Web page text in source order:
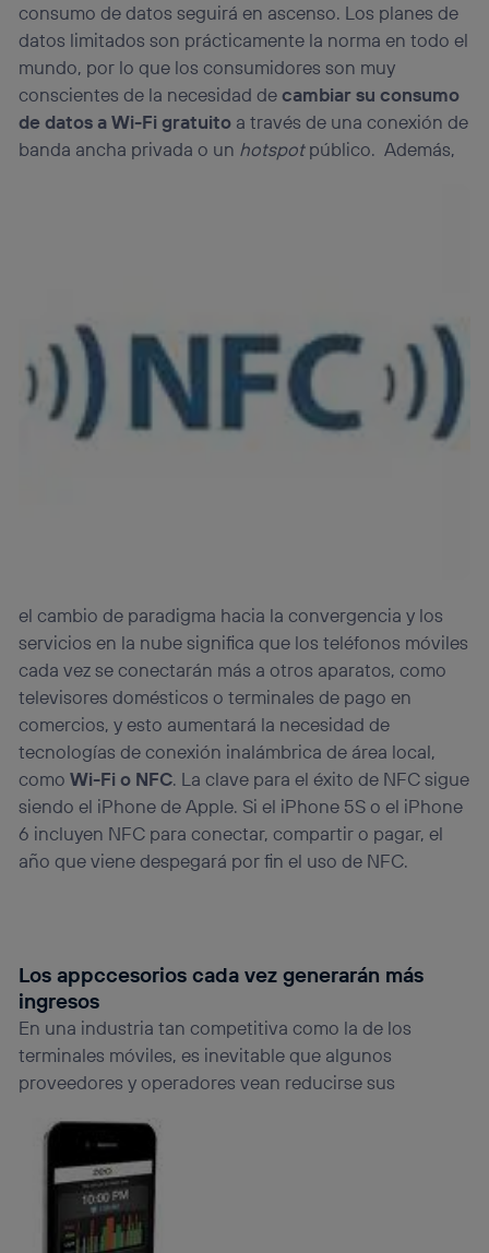
consumo de datos seguirá en ascenso. Los planes de
datos limitados son prácticamente la norma en todo el
mundo, por lo que los consumidores son muy
conscientes de la necesidad decambiar su consumo
de datos a Wi-Fi gratuito a través de una conexión de
banda ancha privada o un hotspotpúblico. Además,
el cambio de paradigma hacia la convergencia y los
servicios en la nube significa que los teléfonos móviles
cada vez se conectarán más a otros aparatos, como
televisores domésticos o terminales de pago en
comercios, y esto aumentará la necesidad de
tecnologías de conexión inalámbrica de área local,
como Wi-Fi o NFC. La clave para el éxito de NFC sigue
siendo el iPhone de Apple. Si el iPhone 5S o el iPhone
6 incluyen NFC para conectar, compartir o pagar, el
año que viene despegará por fin el uso de NFC.
Los appccesorios cada vez generarán más
ingresos
En una industria tan competitiva como la de los
terminales móviles, es inevitable que algunos
proveedores y operadores vean reducirse sus